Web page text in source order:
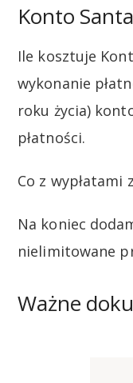
Konto
Ile kosztuje
wykonanie
roku życia)
płatności.
Co z wypłatami
Na koniec
nielimitowane
Ważne